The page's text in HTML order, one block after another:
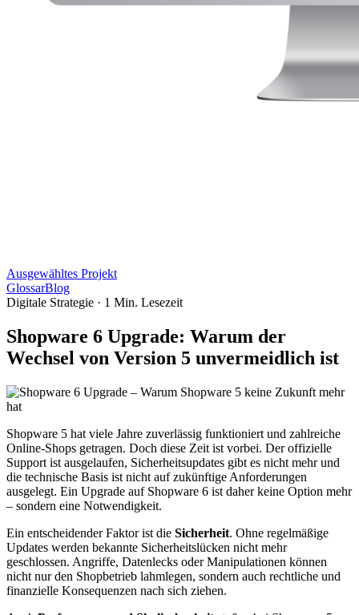
Ausgewähltes Projekt
GlossarBlog
Digitale Strategie · 1 Min. Lesezeit
Shopware 6 Upgrade: Warum der
Wechsel von Version 5 unvermeidlich ist
Shopware 5 hat viele Jahre zuverlässig funktioniert und zahlreiche
Online-Shops getragen. Doch diese Zeit ist vorbei. Der offizielle
Support ist ausgelaufen, Sicherheitsupdates gibt es nicht mehr und
die technische Basis ist nicht auf zukünftige Anforderungen
ausgelegt. Ein Upgrade auf Shopware 6 ist daher keine Option mehr
– sondern eine Notwendigkeit.
Ein entscheidender Faktor ist die Sicherheit. Ohne regelmäßige
Updates werden bekannte Sicherheitslücken nicht mehr
geschlossen. Angriffe, Datenlecks oder Manipulationen können
nicht nur den Shopbetrieb lahmlegen, sondern auch rechtliche und
finanzielle Konsequenzen nach sich ziehen.